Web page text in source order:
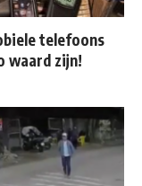
telefoons
waard zijn!